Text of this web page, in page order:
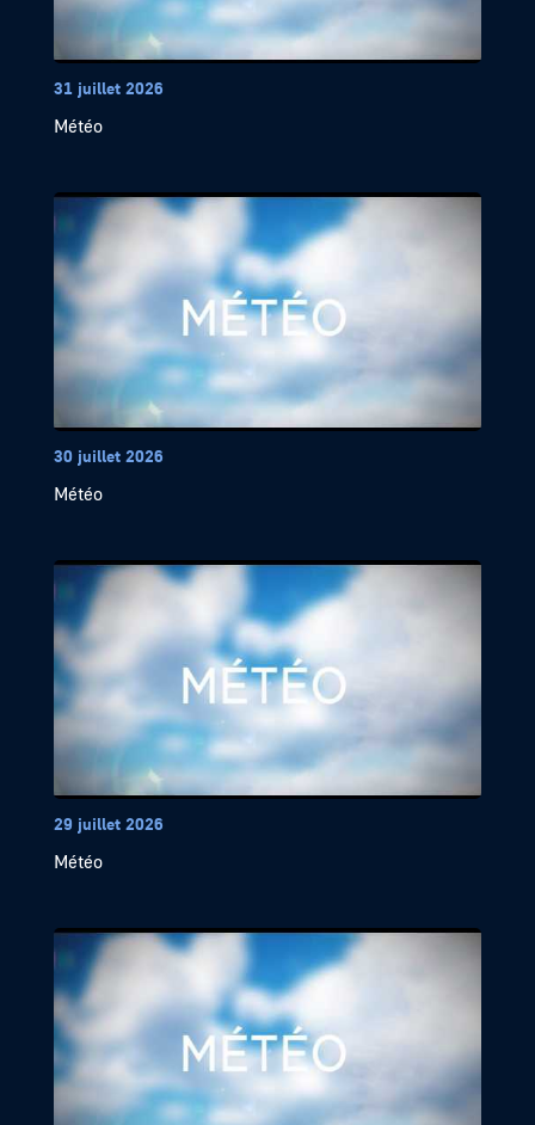
31 juillet 2026
Météo
30 juillet 2026
Météo
29 juillet 2026
Météo